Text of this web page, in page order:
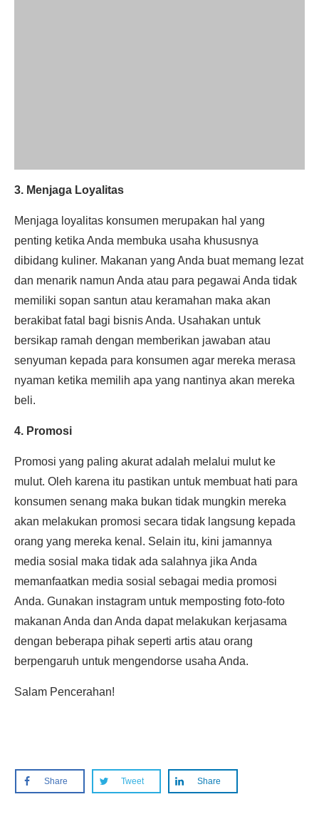
3. Menjaga Loyalitas
Menjaga loyalitas konsumen merupakan hal yang
penting ketika Anda membuka usaha khususnya
dibidang kuliner. Makanan yang Anda buat memang lezat
dan menarik namun Anda atau para pegawai Anda tidak
memiliki sopan santun atau keramahan maka akan
berakibat fatal bagi bisnis Anda. Usahakan untuk
bersikap ramah dengan memberikan jawaban atau
senyuman kepada para konsumen agar mereka merasa
nyaman ketika memilih apa yang nantinya akan mereka
beli.
4. Promosi
Promosi yang paling akurat adalah melalui mulut ke
mulut. Oleh karena itu pastikan untuk membuat hati para
konsumen senang maka bukan tidak mungkin mereka
akan melakukan promosi secara tidak langsung kepada
orang yang mereka kenal. Selain itu, kini jamannya
media sosial maka tidak ada salahnya jika Anda
memanfaatkan media sosial sebagai media promosi
Anda. Gunakan instagram untuk memposting foto-foto
makanan Anda dan Anda dapat melakukan kerjasama
dengan beberapa pihak seperti artis atau orang
berpengaruh untuk mengendorse usaha Anda.
Salam Pencerahan!
Share Tweet Share